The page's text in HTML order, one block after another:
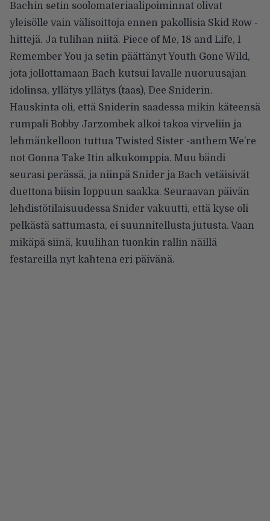
Bachin setin soolomateriaalipoiminnat olivat
yleisölle vain välisoittoja ennen pakollisia Skid Row -
hittejä. Ja tulihan niitä. Piece of Me, 18 and Life, I
Remember You ja setin päättänyt Youth Gone Wild,
jota jollottamaan Bach kutsui lavalle nuoruusajan
idolinsa, yllätys yllätys (taas), Dee Sniderin.
Hauskinta oli, että Sniderin saadessa mikin käteensä
rumpali Bobby Jarzombek alkoi takoa virveliin ja
lehmänkelloon tuttua Twisted Sister -anthem We’re
not Gonna Take Itin alkukomppia. Muu bändi
seurasi perässä, ja niinpä Snider ja Bach vetäisivät
duettona biisin loppuun saakka. Seuraavan päivän
lehdistötilaisuudessa Snider vakuutti, että kyse oli
pelkästä sattumasta, ei suunnitellusta jutusta. Vaan
mikäpä siinä, kuulihan tuonkin rallin näillä
festareilla nyt kahtena eri päivänä.